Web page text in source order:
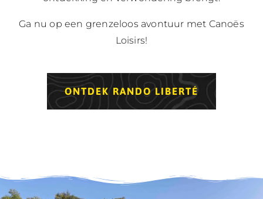
Ga nu op een grenzeloos avontuur met Canoës
Loisirs!
ONTDEK RANDO LIBERTÉ